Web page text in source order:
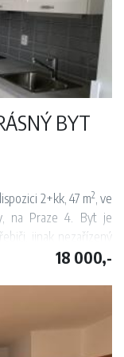
Invalidovna.
BYT
2+kk, 47 m2, ve
na Praze 4. Byt je
jinak nezařízený
ložnici, koupelnu se
výbornou dopravní
zastávka ). K
18 000,-